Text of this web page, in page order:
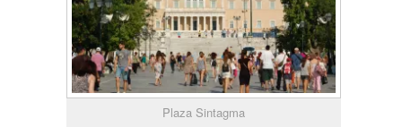
Plaza Sintagma